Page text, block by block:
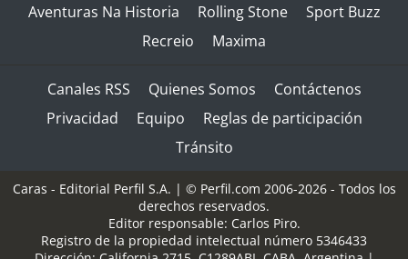
Aventuras Na Historia
Rolling Stone
Sport Buzz
Recreio
Maxima
Canales RSS Quienes Somos
Contáctenos
Privacidad
Equipo
Reglas de participación
Tránsito
Caras - Editorial Perfil S.A. | © Perfil.com 2006-2026 - Todos los
derechos reservados.
Editor responsable: Carlos Piro.
Registro de la propiedad intelectual número 5346433